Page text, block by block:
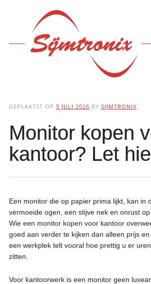
Hoofdmenu
GEPLAATST OP 5 JULI 2026 BY SIJMTRONIX
Monitor kopen
kantoor? Let
Een monitor die op papier prima lijkt, kan in
vermoeide ogen, een stijve nek en onrust
Wie een monitor kopen voor kantoor
goed aan verder te kijken dan alleen prijs
een werkplek telt vooral hoe prettig u er
zitten.
Voor kantoorwerk is een monitor geen